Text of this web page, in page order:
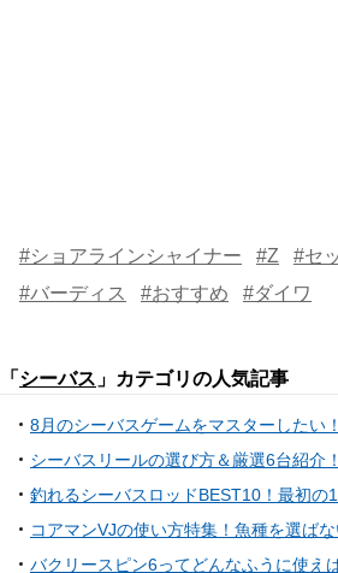
#ショアラインシャイナー #Z
#セ
#バーディス
#おすすめ #ダイワ
「 シーバス 」カテゴリの人気記事